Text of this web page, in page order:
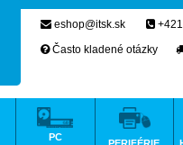
eshop@itsk.sk
Často kladené otázky
PC